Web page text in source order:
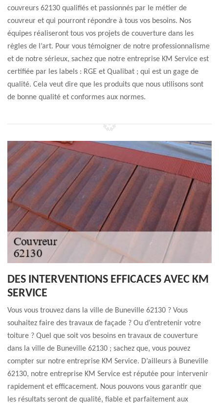
couvreurs 62130 qualifiés et passionnés par le métier de
couvreur et qui pourront répondre à tous vos besoins. Nos
équipes réaliseront tous vos projets de couverture dans les
règles de l’art. Pour vous témoigner de notre professionnalisme
et de notre sérieux, sachez que notre entreprise KM Service est
certifiée par les labels : RGE et Qualibat ; qui est un gage de
qualité. Cela veut dire que les produits que nous utilisons sont
de bonne qualité et conformes aux normes.
DES INTERVENTIONS EFFICACES AVEC KM
SERVICE
Vous vous trouvez dans la ville de Buneville 62130 ? Vous
souhaitez faire des travaux de façade ? Ou d’entretenir votre
toiture ? Quel que soit vos besoins en travaux de couverture
dans la ville de Buneville 62130 ; sachez que, vous pouvez
compter sur notre entreprise KM Service. D’ailleurs à Buneville
62130, notre entreprise KM Service est réputée pour intervenir
rapidement et efficacement. Nous pouvons vous garantir que
les résultats seront de qualité, fiable et parfaitement aux